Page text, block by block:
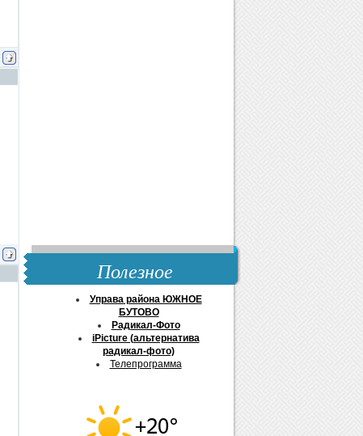
Полезное
Управа района ЮЖНОЕ
БУТОВО
Радикал-Фото
iPicture (альтернатива
радикал-фото)
Телепрограмма